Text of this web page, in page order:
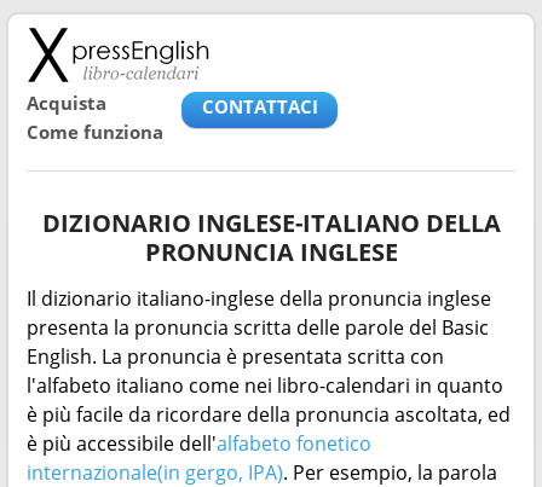
Acquista
Come funziona
CONTATTACI
DIZIONARIO INGLESE-ITALIANO DELLA
PRONUNCIA INGLESE
Il dizionario italiano-inglese della pronuncia inglese
presenta la pronuncia scritta delle parole del Basic
English. La pronuncia è presentata scritta con
l'alfabeto italiano come nei libro-calendari in quanto
è più facile da ricordare della pronuncia ascoltata, ed
è più accessibile dell'alfabeto fonetico
internazionale(in gergo, IPA). Per esempio, la parola